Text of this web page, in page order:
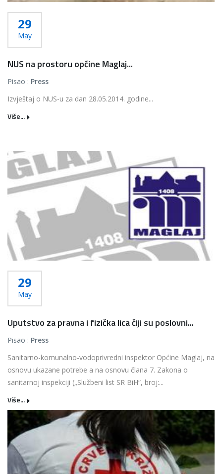
29
May
NUS na prostoru općine Maglaj...
Pisao : Press
Izvještaj o NUS-u za dan 28.05.2014. godine...
Više...
29
May
Uputstvo za pravna i fizička lica čiji su poslovni...
Pisao : Press
Sanitarno-komunalno-vodoprivredni inspektor Općine Maglaj, na
osnovu ukazane potrebe a na osnovu člana 7. Zakona o
sanitarnoj inspekciji („Službeni list SR BiH“, broj:...
Više...